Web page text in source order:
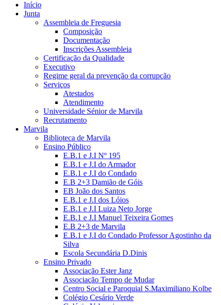
Início
Junta
Assembleia de Freguesia
Composição
Documentação
Inscrições Assembleia
Certificação da Qualidade
Executivo
Regime geral da prevenção da corrupção
Serviços
Atestados
Atendimento
Universidade Sénior de Marvila
Recrutamento
Marvila
Biblioteca de Marvila
Ensino Público
E.B.1 e J.I Nº 195
E.B.1 e J.I do Armador
E.B.1 e J.I do Condado
E.B 2+3 Damião de Góis
EB João dos Santos
E.B.1 e J.I dos Lóios
E.B.1 e J.I Luiza Neto Jorge
E.B.1 e J.I Manuel Teixeira Gomes
E.B 2+3 de Marvila
E.B.1 e J.I do Condado Professor Agostinho da
Silva
Escola Secundária D.Dinis
Ensino Privado
Associação Ester Janz
Associação Tempo de Mudar
Centro Social e Paroquial S.Maximiliano Kolbe
Colégio Cesário Verde